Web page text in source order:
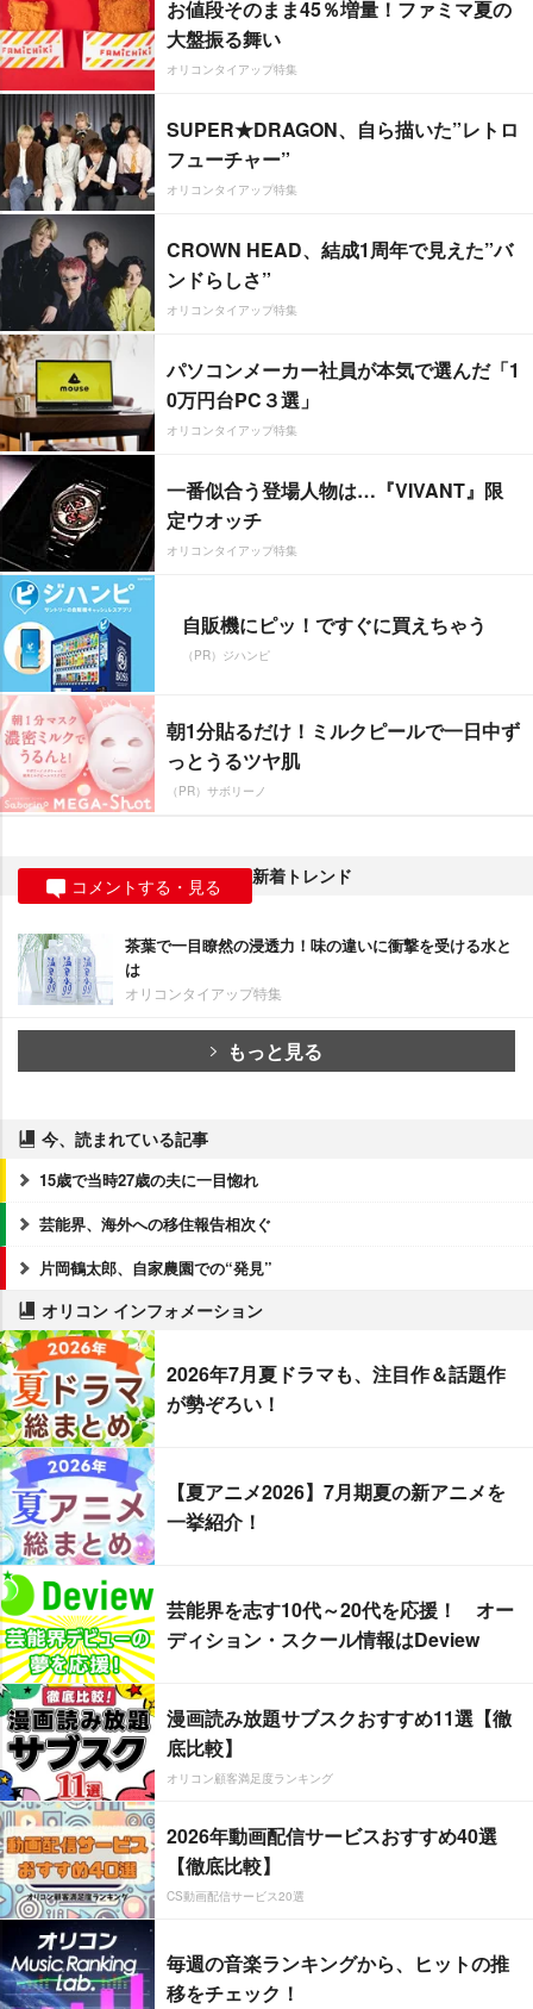
お値段そのまま45％増量！ファミマ夏の
大盤振る舞い
オリコンタイアップ特集
SUPER★DRAGON、自ら描いた”レトロ
フューチャー”
オリコンタイアップ特集
CROWN HEAD、結成1周年で見えた”バ
ンドらしさ”
オリコンタイアップ特集
パソコンメーカー社員が本気で選んだ「1
0万円台PC３選」
オリコンタイアップ特集
一番似合う登場人物は…『VIVANT』限
定ウオッチ
オリコンタイアップ特集
自販機にピッ！ですぐに買えちゃう
（PR）ジハンピ
朝1分貼るだけ！ミルクピールで一日中ず
っとうるツヤ肌
（PR）サボリーノ
コメントする・見る 新着トレンド
茶葉で一目瞭然の浸透力！味の違いに衝撃を受ける水と
は
オリコンタイアップ特集
もっと見る
今、読まれている記事
15歳で当時27歳の夫に一目惚れ
芸能界、海外への移住報告相次ぐ
片岡鶴太郎、自家農園での“発見”
オリコン インフォメーション
2026年7月夏ドラマも、注目作＆話題作
が勢ぞろい！
【夏アニメ2026】7月期夏の新アニメを
一挙紹介！
芸能界を志す10代～20代を応援！ オー
ディション・スクール情報はDeview
漫画読み放題サブスクおすすめ11選【徹
底比較】
オリコン顧客満足度ランキング
2026年動画配信サービスおすすめ40選
【徹底比較】
CS動画配信サービス20選
毎週の音楽ランキングから、ヒットの推
移をチェック！